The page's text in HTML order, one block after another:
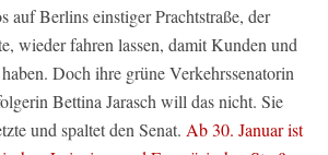
auf Berlins einstiger Prachtstraße, der
wieder fahren lassen, damit Kunden und
Doch ihre grüne Verkehrssenatorin
Bettina Jarasch will das nicht. Sie
und spaltet den Senat. Ab 30. Januar ist